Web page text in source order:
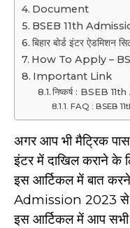
Document
BSEB 11th
बिहार बोर्ड इंटर ऐडमिशन
How To Apply –
Important Link
निष्कर्ष : BSEB
FAQ : BSEB
अगर आप भी मैट्रिक
इंटर में दाखिल कराने के
इस आर्टिकल में बात
Admission 2023 से
इस आर्टिकल में आप